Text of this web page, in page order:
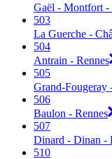
Gaël - Montfort -
503
La Guerche -
504
Antrain - Rennes
505
Grand-Fougeray
506
Baulon - Rennes
507
Dinard - Dinan -
510